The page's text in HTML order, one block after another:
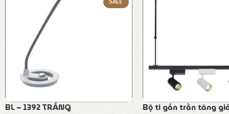
BL – 1392 TRẮNG
Bộ ti gắn trần tăng